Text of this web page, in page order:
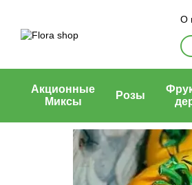
О
Акционные
Миксы
Розы